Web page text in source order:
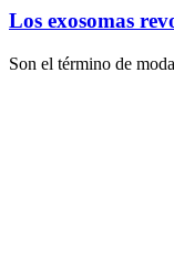
Los exosomas
Son el término de